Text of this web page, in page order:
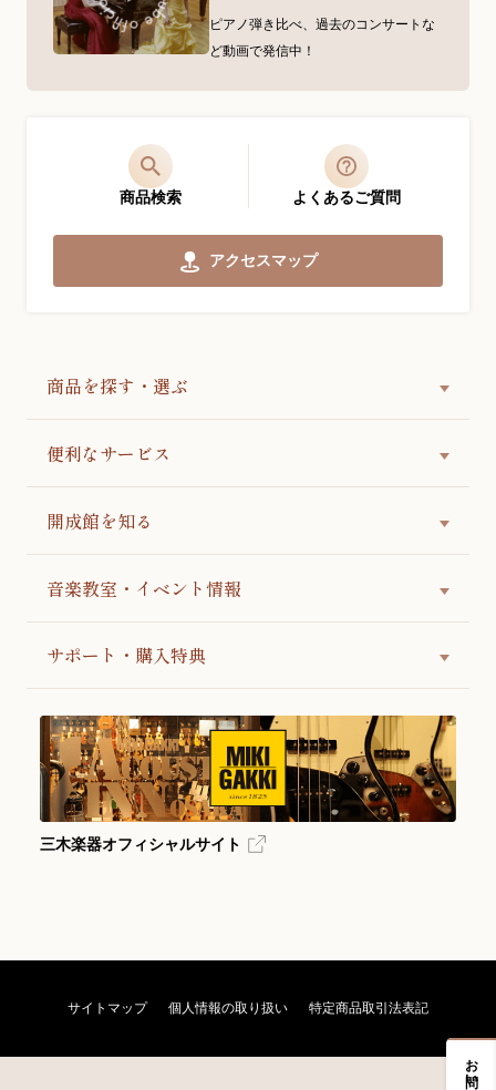
ピアノ弾き比べ、過去のコンサートな
ど動画で発信中！
商品検索 よくあるご質問
アクセスマップ
商品を探す・選ぶ
便利なサービス
開成館を知る
音楽教室・イベント情報
サポート・購入特典
三木楽器オフィシャルサイト
サイトマップ 個人情報の取り扱い 特定商品取引法表記